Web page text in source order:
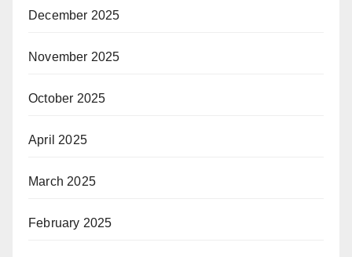
December 2025
November 2025
October 2025
April 2025
March 2025
February 2025